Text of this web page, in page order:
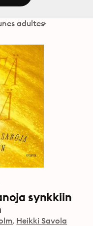
adultes
synkkiin
Heikki Savola